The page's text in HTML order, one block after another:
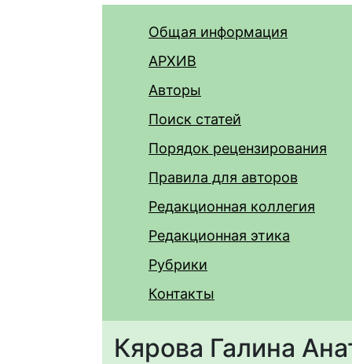
Общая информация
АРХИВ
Авторы
Поиск статей
Порядок рецензирования
Правила для авторов
Редакционная коллегия
Редакционная этика
Рубрики
Контакты
Кярова Галина